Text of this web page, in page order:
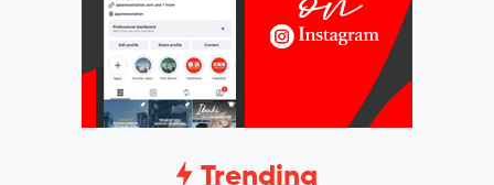
Trending